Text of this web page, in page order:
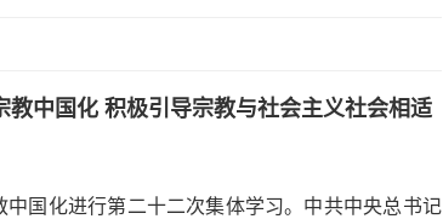
中国化 积极引导宗教与社会主义社会相适
国化进行第二十二次集体学习。中共中央总书记